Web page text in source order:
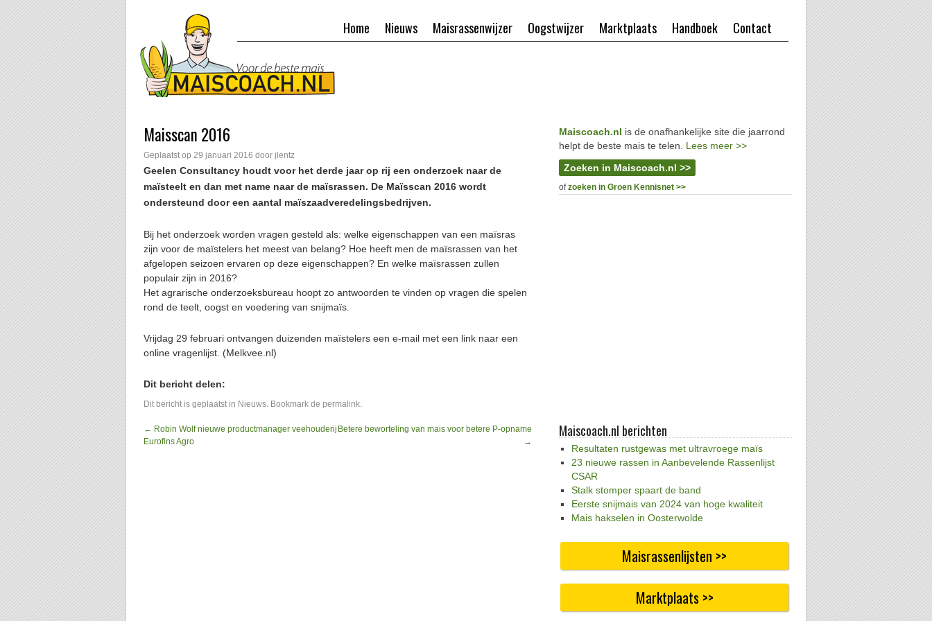
Contact
Handboek
Marktplaats
Oogstwijzer
Maisrassenwijzer
Nieuws
Home
Maisscan 2016
Geplaatst op 29 januari 2016 door jlentz
Geelen Consultancy houdt voor het derde jaar op rij een onderzoek naar de
maïsteelt en dan met name naar de maïsrassen. De Maïsscan 2016 wordt
ondersteund door een aantal maïszaadveredelingsbedrijven.
Bij het onderzoek worden vragen gesteld als: welke eigenschappen van een maïsras
zijn voor de maïstelers het meest van belang? Hoe heeft men de maïsrassen van het
afgelopen seizoen ervaren op deze eigenschappen? En welke maïsrassen zullen
populair zijn in 2016?
Het agrarische onderzoeksbureau hoopt zo antwoorden te vinden op vragen die spelen
rond de teelt, oogst en voedering van snijmaïs.
Vrijdag 29 februari ontvangen duizenden maïstelers een e-mail met een link naar een
online vragenlijst. (Melkvee.nl)
Dit bericht delen:
Dit bericht is geplaatst in Nieuws. Bookmark de permalink.
← Robin Wolf nieuwe productmanager veehouderij
Eurofins Agro
Betere beworteling van mais voor betere P-opname
→
Maiscoach.nl is de onafhankelijke site die jaarrond
helpt de beste mais te telen. Lees meer >>
Zoeken in Maiscoach.nl >>
ofzoeken in Groen Kennisnet >>
Maiscoach.nl berichten
Resultaten rustgewas met ultravroege maïs
23 nieuwe rassen in Aanbevelende Rassenlijst
CSAR
Stalk stomper spaart de band
Eerste snijmais van 2024 van hoge kwaliteit
Mais hakselen in Oosterwolde
Maisrassenlijsten >>
Marktplaats >>